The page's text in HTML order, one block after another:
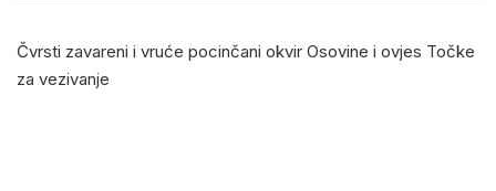
Čvrsti zavareni i vruće pocinčani okvir Osovine i ovjes Točke
za vezivanje